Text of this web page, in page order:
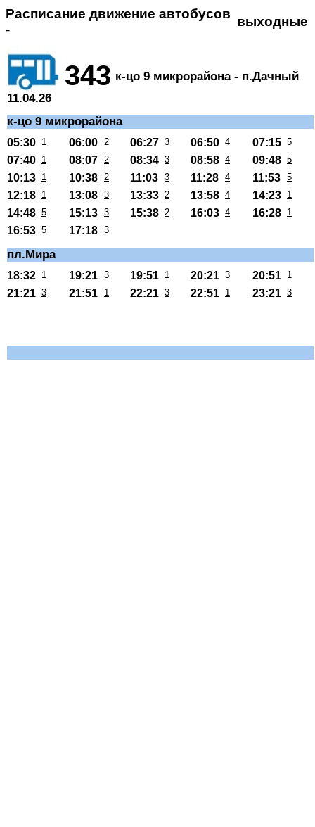
Расписание движение автобусов
-
выходные
343 к-цо 9 микрорайона - п.Дачный
11.04.26
к-цо 9 микрорайона
05:30 1 06:00 2 06:27 3 06:50 4 07:15 5
07:40 1 08:07 2 08:34 3 08:58 4 09:48 5
10:13 1 10:38 2 11:03 3 11:28 4 11:53 5
12:18 1 13:08 3 13:33 2 13:58 4 14:23 1
14:48 5 15:13 3 15:38 2 16:03 4 16:28 1
16:53 5 17:18 3
пл.Мира
18:32 1 19:21 3 19:51 1 20:21 3 20:51 1
21:21 3 21:51 1 22:21 3 22:51 1 23:21 3